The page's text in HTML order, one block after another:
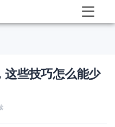
些技巧怎么能少